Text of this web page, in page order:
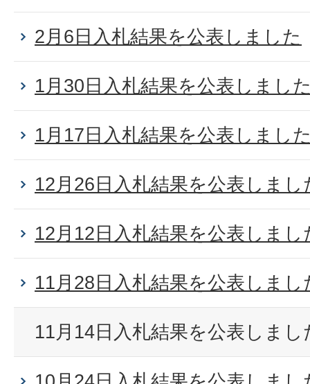
2月6日入札結果を公表しました
1月30日入札結果を公表しまし
1月17日入札結果を公表しまし
12月26日入札結果を公表しまし
12月12日入札結果を公表しまし
11月28日入札結果を公表しまし
11月14日入札結果を公表しまし